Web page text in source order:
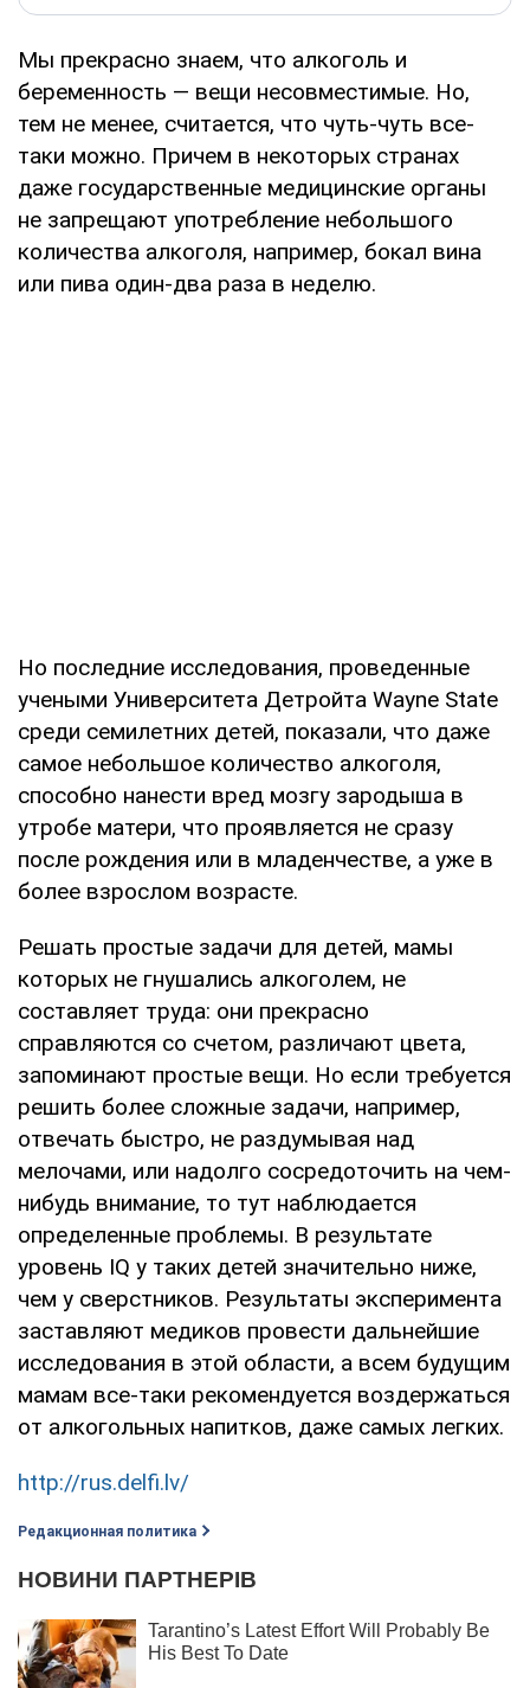
Мы прекрасно знаем, что алкоголь и
беременность — вещи несовместимые. Но,
тем не менее, считается, что чуть-чуть все-
таки можно. Причем в некоторых странах
даже государственные медицинские органы
не запрещают употребление небольшого
количества алкоголя, например, бокал вина
или пива один-два раза в неделю.
Но последние исследования, проведенные
учеными Университета Детройта Wayne State
среди семилетних детей, показали, что даже
самое небольшое количество алкоголя,
способно нанести вред мозгу зародыша в
утробе матери, что проявляется не сразу
после рождения или в младенчестве, а уже в
более взрослом возрасте.
Решать простые задачи для детей, мамы
которых не гнушались алкоголем, не
составляет труда: они прекрасно
справляются со счетом, различают цвета,
запоминают простые вещи. Но если требуется
решить более сложные задачи, например,
отвечать быстро, не раздумывая над
мелочами, или надолго сосредоточить на чем-
нибудь внимание, то тут наблюдается
определенные проблемы. В результате
уровень IQ у таких детей значительно ниже,
чем у сверстников. Результаты эксперимента
заставляют медиков провести дальнейшие
исследования в этой области, а всем будущим
мамам все-таки рекомендуется воздержаться
от алкогольных напитков, даже самых легких.
http://rus.delfi.lv/
Редакционная политика